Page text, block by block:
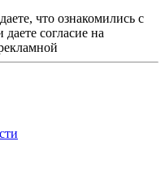
что ознакомились с
даете согласие на